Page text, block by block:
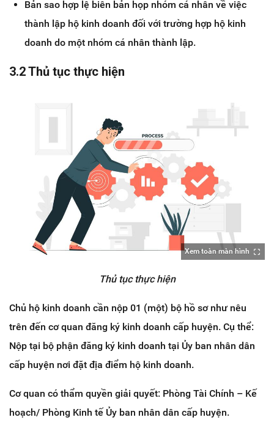
Bản sao hợp lệ biên bản họp nhóm cá nhân về việc
thành lập hộ kinh doanh đối với trường hợp hộ kinh
doanh do một nhóm cá nhân thành lập.
3.2 Thủ tục thực hiện
Xem toàn màn hình
Thủ tục thực hiện
Chủ hộ kinh doanh cần nộp 01 (một) bộ hồ sơ như nêu
trên đến cơ quan đăng ký kinh doanh cấp huyện. Cụ thể:
Nộp tại bộ phận đăng ký kinh doanh tại Ủy ban nhân dân
cấp huyện nơi đặt địa điểm hộ kinh doanh.
Cơ quan có thẩm quyền giải quyết: Phòng Tài Chính – Kế
hoạch/ Phòng Kinh tế Ủy ban nhân dân cấp huyện.